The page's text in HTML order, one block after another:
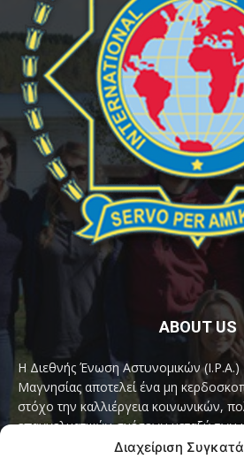
Διαχείριση
ABOUT US
Η Διεθνής Ένωση Αστυνομικών (I.P.A.)
Μαγνησίας αποτελεί ένα μη
στόχο την καλλιέργεια κοινωνικών,
επαγγελματικών σχέσεων μεταξύ των
παγκόσμιο σύνθημα «Servo per